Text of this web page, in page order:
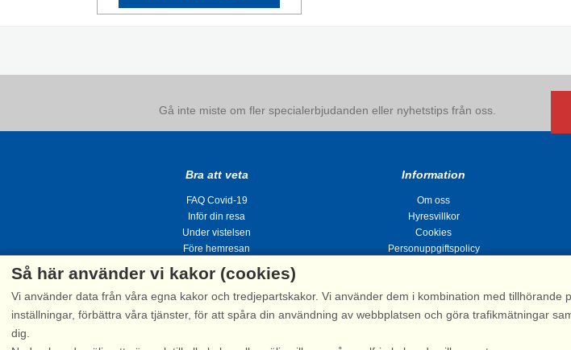
Gå inte miste om fler specialerbjudanden eller nyhetstips från oss.
Bra att veta
FAQ Covid-19
Inför din resa
Under vistelsen
Före hemresan
Information
Om oss
Hyresvillkor
Cookies
Personuppgiftspolicy
Stugsommar |Kvarngatan 2, 311
Så här använder vi kakor (cookies)
Vi använder data från våra egna kakor och tredjepartskakor. Vi använder dem i kombination med tillhörande
inställningar, förbättra våra tjänster, för att spåra din användning av webbplatsen och göra trafikmätningar
dig.